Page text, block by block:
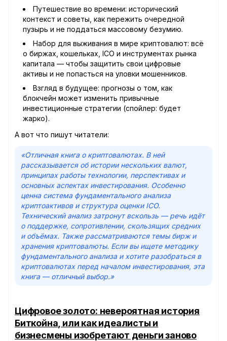
Путешествие во времени: исторический
контекст и советы, как пережить очередной
пузырь и не поддаться массовому безумию.
Набор для выживания в мире криптовалют: всё
о биржах, кошельках, ICO и инструментах рынка
капитала — чтобы защитить свои цифровые
активы и не попасться на уловки мошенников.
Взгляд в будущее: прогнозы о том, как
блокчейн может изменить привычные
инвестиционные стратегии (спойлер: будет
жарко).
А вот что пишут читатели:
«Отличная книга о криптовалютах. В ней
рассказывается об истории нескольких валют,
принципах работы технологии, перспективах и
основных аспектах инвестирования. Особенно
ценна система фундаментального анализа
криптоактивов и структура оценки ICO.
Технический анализ затронут вскользь — речь идёт
о поддержке, сопротивлении, скользящих средних
и объёмах. Также рассматриваются темы бирж и
хранения криптовалюты. Если вы ищете методику
фундаментального анализа и хотите разобраться в
криптовалютах перед началом инвестирования, эта
книга — отличный выбор.»
Цифровое золото: невероятная история
Биткойна, или как идеалисты и
бизнесмены изобретают деньги заново